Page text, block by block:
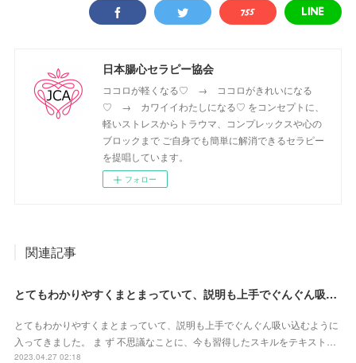
日本腸心セラピー協会
ココロが軽くなる♡ → ココロがきれいになる
♡ → カワイイわたしになる♡ をコンセプトに、
軽いストレスからトラウマ、コンプレックスや心の
ブロックまで ご自身でも簡単に解消できるセラピー
を提唱しています。
フォロー
関連記事
とてもわかりやすくまとまっていて、説明も上手でぐんぐん吸い込むように入ってきました（東京都・山田かおるさん）
とてもわかりやすくまとまっていて、説明も上手でぐんぐん吸い込むように
入ってきました。 ま ず 不思議なことに、今も習得したスキルをテキスト…
2023.04.27 02:18